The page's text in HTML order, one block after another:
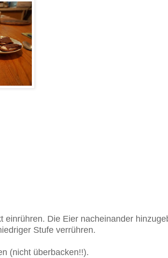
einrühren. Die Eier nacheinander
Stufe verrühren.
(nicht überbacken!!).